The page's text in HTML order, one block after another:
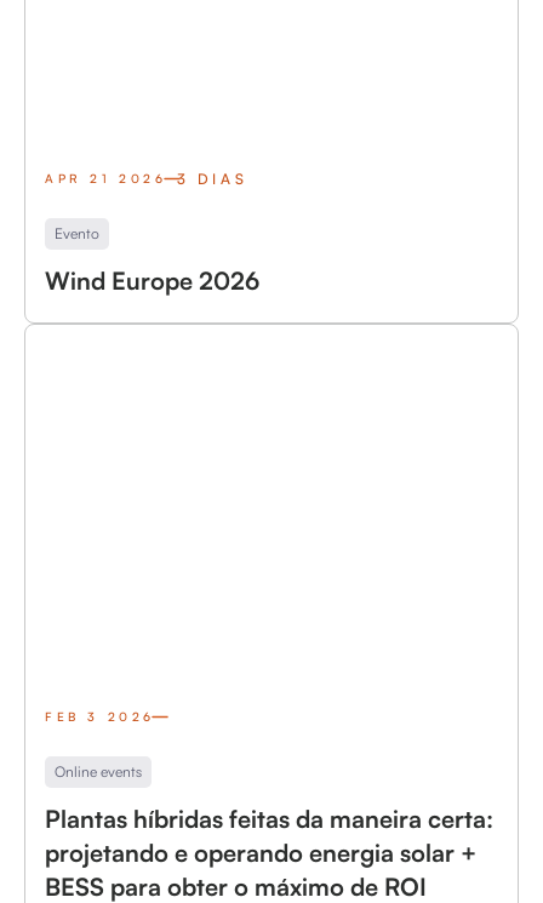
APR 21 2026 3 DIAS
Evento
Wind Europe 2026
FEB 3 2026
Online events
Plantas híbridas feitas da maneira certa:
projetando e operando energia solar +
BESS para obter o máximo de ROI